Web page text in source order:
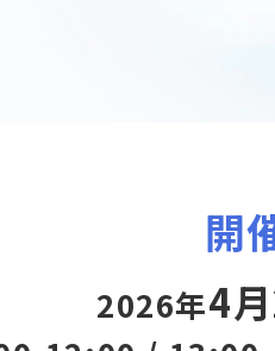
開
2026年4